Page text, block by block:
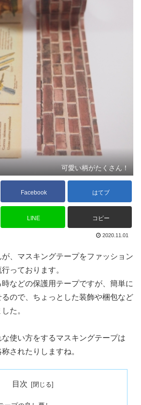
可愛い柄がたくさん！
Facebook はてブ
LINE コピー
2020.11.01
、マスキングテープをファッション
っております。
などの保護用テープですが、簡単に
ので、ちょっとした装飾や梱包など
た。
使い方をするマスキングテープは
されたりしますね。
目次